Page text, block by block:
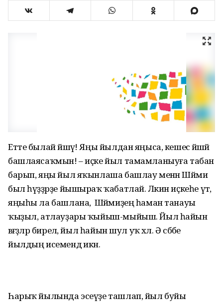
Етте былай йәшәү! Яңы йылдан яңыса, кешесә йәшәй
башлаясаҡмын! – иҫке йыл тамамланыуға табан
барып, яңы йыл яҡынлаша башлау менән Шәйми
был һүҙҙәрҙе йышыраҡ ҡабатлай. Ләкин иҫкеһе үтә,
яңыһы ла башлана, ә Шәймиҙең һаман танауы
ҡыҙыл, атлауҙары ҡыйыш-мыйыш. Йыл һайын
вәғәҙәләр бирелә, йыл һайын шул уҡ хәл. Ә сәбәбе
йылдың исемендә икән.
Һарыҡ йылында эсеүҙе ташлап, йыл буйы